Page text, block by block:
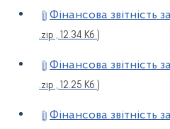
Фінансова звітність
.zip , 12.34 Кб )
Фінансова звітність
.zip , 12.25 Кб )
Фінансова звітність